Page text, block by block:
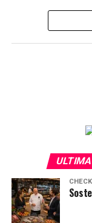
ULTIMA